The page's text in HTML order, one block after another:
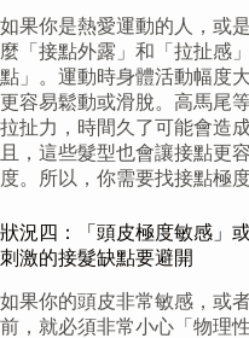
如果你是熱愛運動的人，或
麼「接點外露」和「拉扯感
點」。運動時身體活動幅度
更容易鬆動或滑脫。高馬尾
拉扯力，時間久了可能會造
且，這些髮型也會讓接點更
度。所以，你需要找接點極
狀況四：「頭皮極度敏感」
刺激的接髮缺點要避開
如果你的頭皮非常敏感，或
前，就必須非常小心「物理